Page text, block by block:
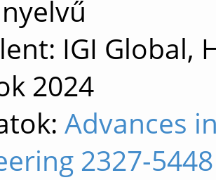
IGI Global,
2024
Advances
2327-